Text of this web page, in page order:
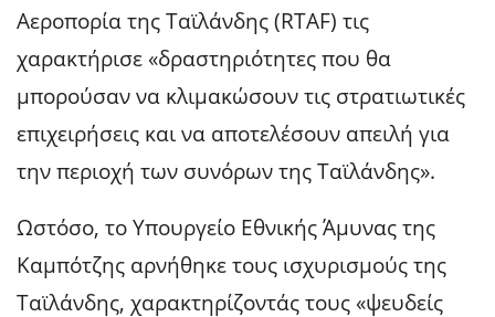
Αεροπορία της Ταϊλάνδης (RTAF) τις
χαρακτήρισε «δραστηριότητες που θα
μπορούσαν να κλιμακώσουν τις στρατιωτικές
επιχειρήσεις και να αποτελέσουν απειλή για
την περιοχή των συνόρων της Ταϊλάνδης».
Ωστόσο, το Υπουργείο Εθνικής Άμυνας της
Καμπότζης αρνήθηκε τους ισχυρισμούς της
Ταϊλάνδης, χαρακτηρίζοντάς τους «ψευδείς